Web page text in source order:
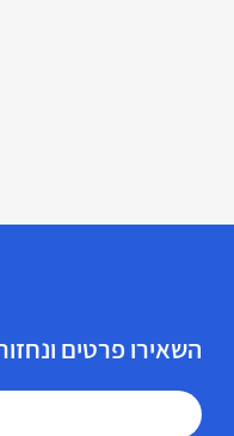
השאירו פרטים